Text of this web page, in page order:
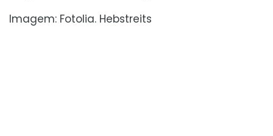
Imagem: Fotolia. Hebstreits